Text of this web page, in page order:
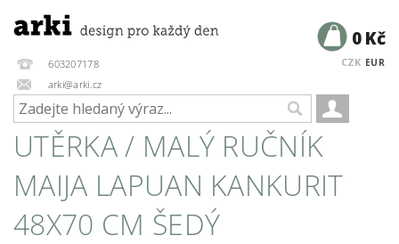
603207178
arki@arki.cz
CZK EUR
0 Kč
UTĚRKA / MALÝ RUČNÍK
MAIJA LAPUAN KANKURIT
48X70 CM ŠEDÝ